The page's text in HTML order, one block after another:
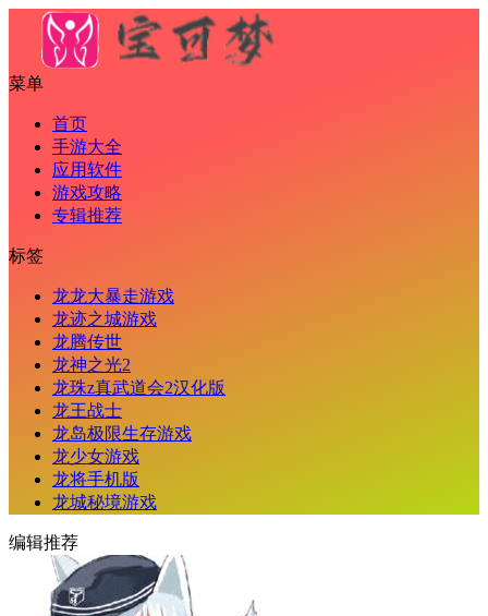
菜单
首页
手游大全
应用软件
游戏攻略
专辑推荐
标签
龙龙大暴走游戏
龙迹之城游戏
龙腾传世
龙神之光2
龙珠z真武道会2汉化版
龙王战士
龙岛极限生存游戏
龙少女游戏
龙将手机版
龙城秘境游戏
编辑推荐